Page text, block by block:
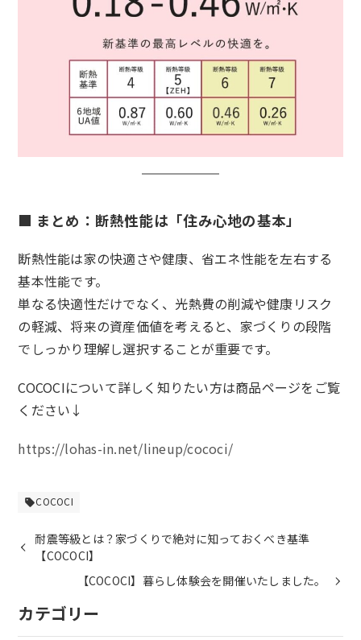
■ まとめ：断熱性能は「住み心地の基本」
断熱性能は家の快適さや健康、省エネ性能を左右する
基本性能です。
単なる快適性だけでなく、光熱費の削減や健康リスク
の軽減、将来の資産価値を考えると、家づくりの段階
でしっかり理解し選択することが重要です。
COCOCIについて詳しく知りたい方は商品ページをご覧
ください↓
https://lohas-in.net/lineup/cococi/
sellCOCOCI
耐震等級とは？家づくりで絶対に知っておくべき基準
【COCOCI】
【COCOCI】暮らし体験会を開催いたしました。
カテゴリー